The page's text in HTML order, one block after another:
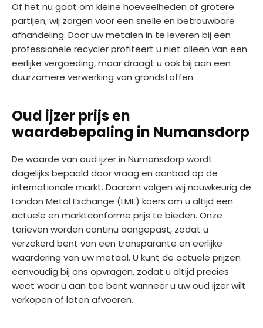
Of het nu gaat om kleine hoeveelheden of grotere
partijen, wij zorgen voor een snelle en betrouwbare
afhandeling. Door uw metalen in te leveren bij een
professionele recycler profiteert u niet alleen van een
eerlijke vergoeding, maar draagt u ook bij aan een
duurzamere verwerking van grondstoffen.
Oud ijzer prijs en
waardebepaling in Numansdorp
De waarde van oud ijzer in Numansdorp wordt
dagelijks bepaald door vraag en aanbod op de
internationale markt. Daarom volgen wij nauwkeurig de
London Metal Exchange (LME) koers om u altijd een
actuele en marktconforme prijs te bieden. Onze
tarieven worden continu aangepast, zodat u
verzekerd bent van een transparante en eerlijke
waardering van uw metaal. U kunt de actuele prijzen
eenvoudig bij ons opvragen, zodat u altijd precies
weet waar u aan toe bent wanneer u uw oud ijzer wilt
verkopen of laten afvoeren.